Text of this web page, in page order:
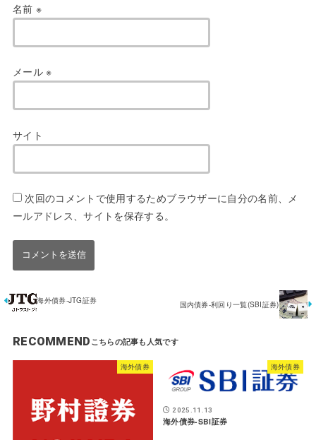
名前 ※
メール※
サイト
次回のコメントで使用するためブラウザーに自分の名前、メ
ールアドレス、サイトを保存する。
海外債券-JTG証券 国内債券-利回り一覧(SBI証券)
RECOMMEND
海外債券 海外債券
2025.11.13
海外債券-SBI証券